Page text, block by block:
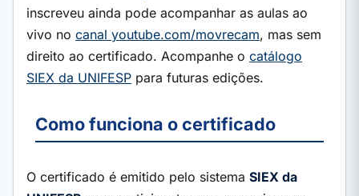
inscreveu ainda pode acompanhar as aulas ao
vivo no canal youtube.com/movrecam, mas sem
direito ao certificado. Acompanhe o catálogo
SIEX da UNIFESP para futuras edições.
Como funciona o certificado
O certificado é emitido pelo sistema SIEX da